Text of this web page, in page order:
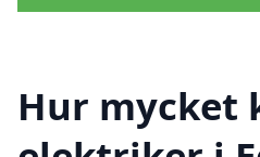
Hur mycket